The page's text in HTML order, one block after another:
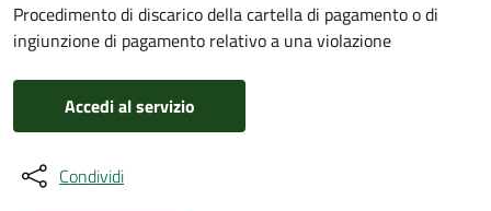
Procedimento di discarico della cartella di pagamento o di
ingiunzione di pagamento relativo a una violazione
Accedi al servizio
Condividi